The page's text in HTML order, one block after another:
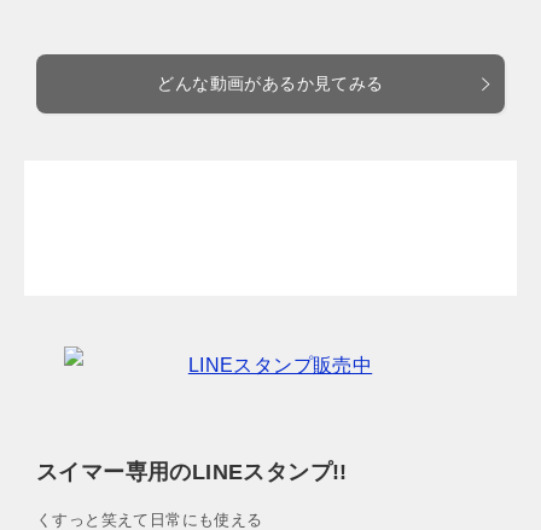
どんな動画があるか見てみる
スイマー専用のLINEスタンプ!!
くすっと笑えて日常にも使える